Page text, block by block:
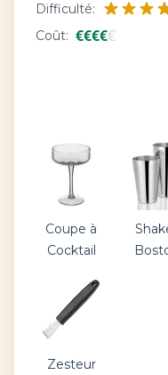
Difficulté:
Coût: €€€€€
Coupe à
Cocktail
Zesteur